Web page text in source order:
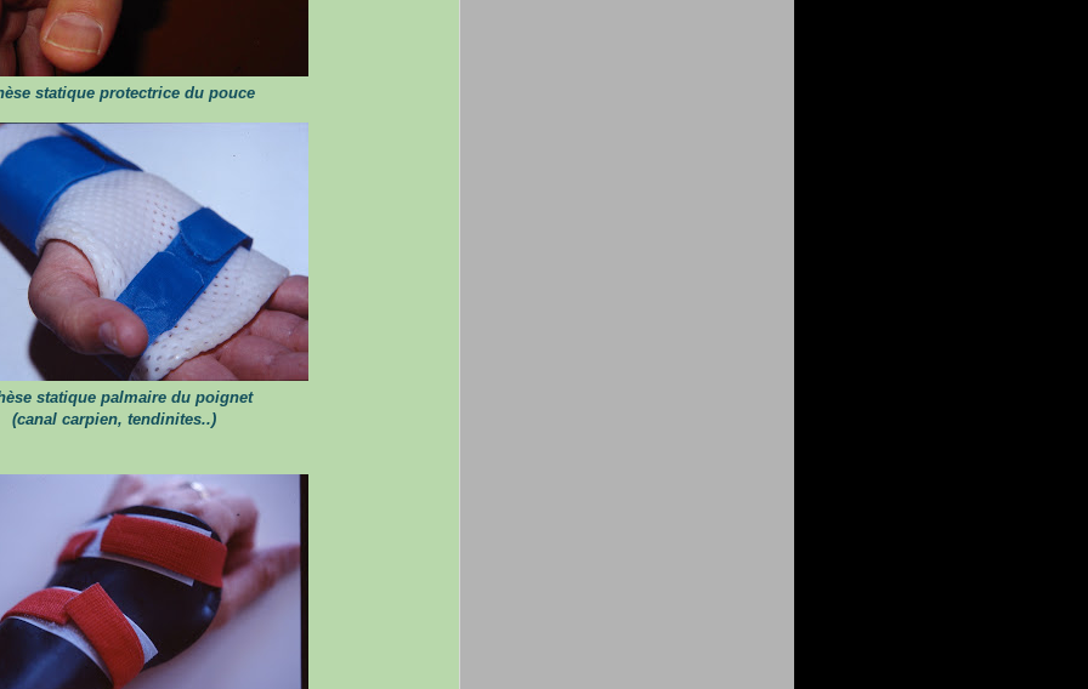
statique protectrice du pouce
statique palmaire du poignet
(canal carpien, tendinites..)